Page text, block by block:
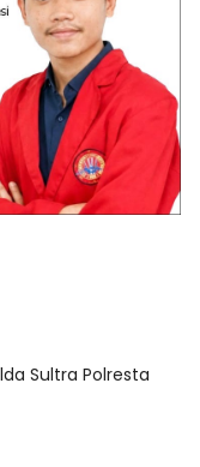
Sultra Polresta